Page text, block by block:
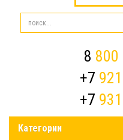
8 800
+7 921
+7 931
Категории